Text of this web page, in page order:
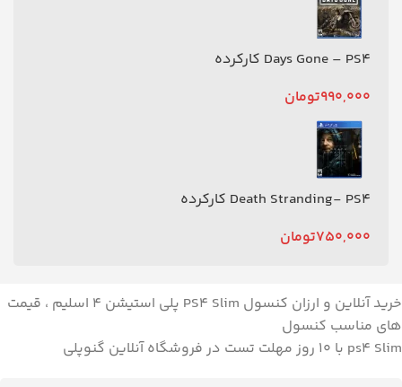
Days Gone – PS4 کارکرده
990,000تومان
Death Stranding- PS4 کارکرده
750,000تومان
خرید آنلاین و ارزان کنسول PS4 Slim پلی استیشن ۴ اسلیم ، قیمت
های مناسب کنسول
ps4 Slim با ۱۰ روز مهلت تست در فروشگاه آنلاین گنوپلی